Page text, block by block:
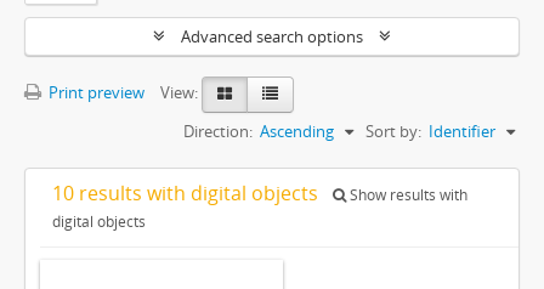
Advanced search options
Print preview
View:
Sort by: Identifier
Direction: Ascending
10 results with digital objects
Show results with
digital objects